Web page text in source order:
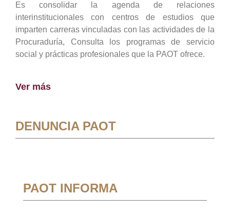
Es consolidar la agenda de relaciones
interinstitucionales con centros de estudios que
imparten carreras vinculadas con las actividades de la
Procuraduría, Consulta los programas de servicio
social y prácticas profesionales que la PAOT ofrece.
Ver más
DENUNCIA PAOT
PAOT INFORMA